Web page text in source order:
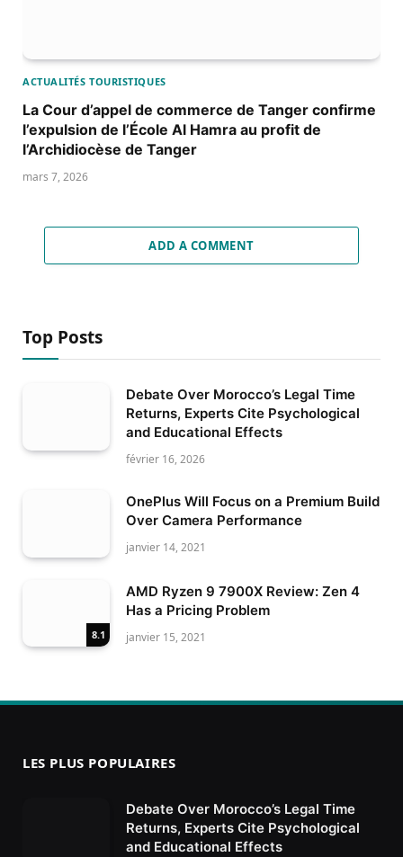
ACTUALITÉS TOURISTIQUES
La Cour d’appel de commerce de Tanger confirme
l’expulsion de l’École Al Hamra au profit de
l’Archidiocèse de Tanger
mars 7, 2026
ADD A COMMENT
Top Posts
Debate Over Morocco’s Legal Time
Returns, Experts Cite Psychological
and Educational Effects
février 16, 2026
OnePlus Will Focus on a Premium Build
Over Camera Performance
janvier 14, 2021
8.1
AMD Ryzen 9 7900X Review: Zen 4
Has a Pricing Problem
janvier 15, 2021
LES PLUS POPULAIRES
Debate Over Morocco’s Legal Time
Returns, Experts Cite Psychological
and Educational Effects